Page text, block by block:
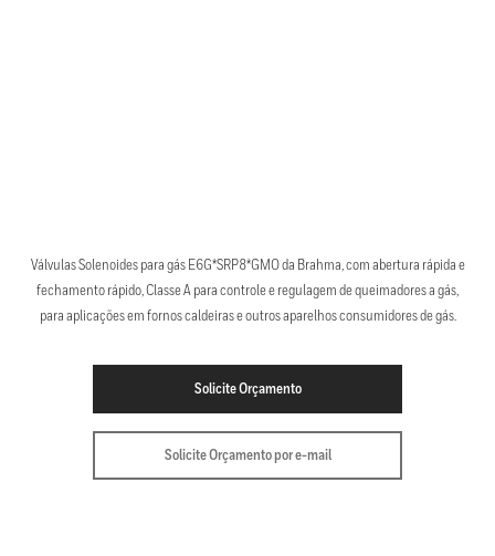
Válvulas Solenoides para gás E6G*SRP8*GMO da Brahma, com abertura rápida e
fechamento rápido, Classe A para controle e regulagem de queimadores a gás,
para aplicações em fornos caldeiras e outros aparelhos consumidores de gás.
Solicite Orçamento
Solicite Orçamento por e-mail